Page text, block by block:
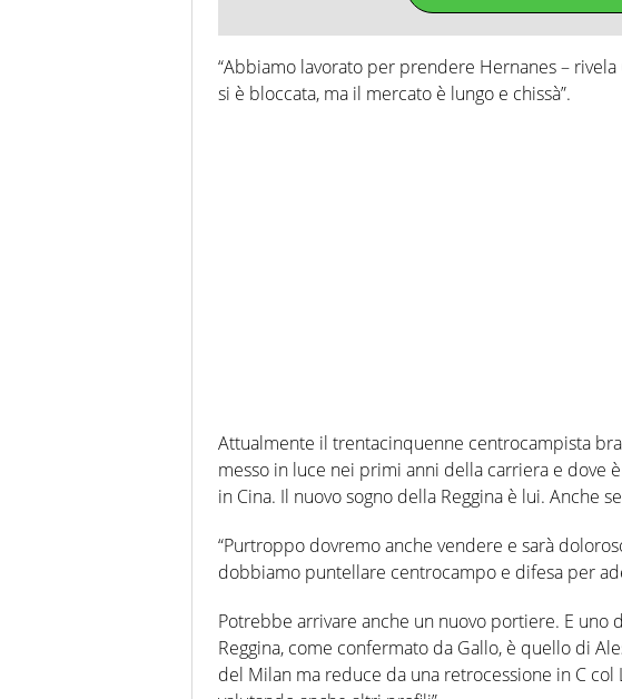
“Abbiamo lavorato per prendere Hernanes –
si è bloccata, ma il mercato è lungo e chissà”.
Attualmente il trentacinquenne centrocampista
messo in luce nei primi anni della carriera e dove
in Cina. Il nuovo sogno della Reggina è lui. Anche
“Purtroppo dovremo anche vendere e sarà
dobbiamo puntellare centrocampo e difesa per
Potrebbe arrivare anche un nuovo portiere. E uno
Reggina, come confermato da Gallo, è quello di
del Milan ma reduce da una retrocessione in C col